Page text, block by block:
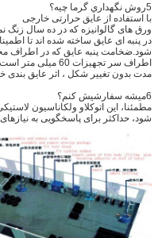
5روش نگهداري گرما چيه؟
با استفاده از عایق حرارتی خارجی
ورق های گالوانیزه که در ده سال
در پنبه ای عایق ساخته شده اند تا
اطراف سر تجهیزات
مدت بدون تغییر شکل ، اثر عایق بندی
6میشه سفارشیش کنم؟
مطمئنا، این اتوکلاو ولکاناسیون
شود، حداکثر برای پاسخگویی به